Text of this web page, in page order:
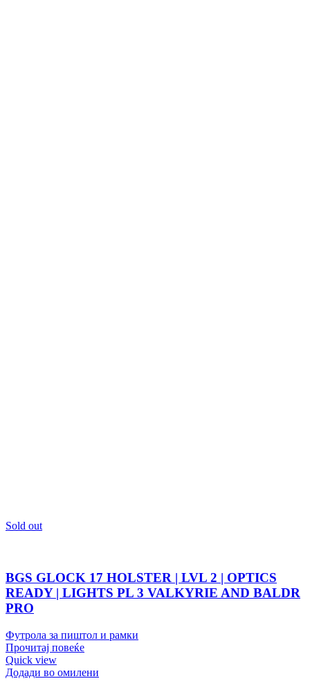
Sold out
BGS GLOCK 17 HOLSTER | LVL 2 | OPTICS
READY | LIGHTS PL 3 VALKYRIE AND BALDR
PRO
Футрола за пиштол и рамки
Прочитај повеќе
Quick view
Додади во омилени